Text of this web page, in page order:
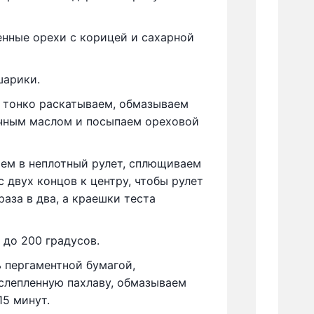
орехи с корицей и сахарной
раскатываем, обмазываем
маслом и посыпаем ореховой
в неплотный рулет, сплющиваем
двух концов к центру, чтобы рулет
в два, а краешки теста
200 градусов.
бумагой,
пахлаву, обмазываем
минут.